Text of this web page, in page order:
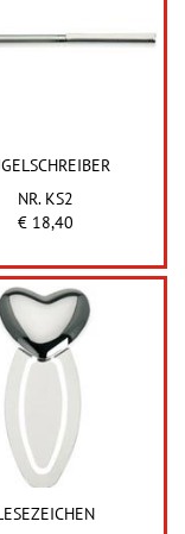
NR. KS2
€ 18,40